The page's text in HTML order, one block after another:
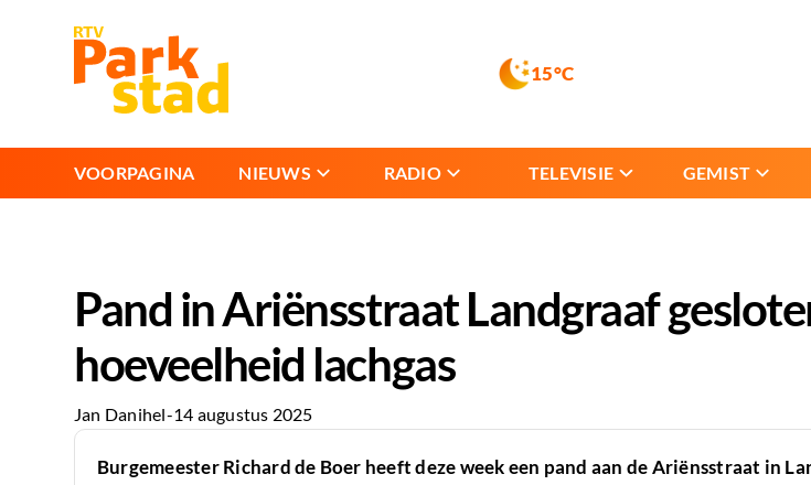
15°C
VOORPAGINA NIEUWS RADIO TELEVISIE GEMIST
Pand in Ariënsstraat Landgraaf
hoeveelheid lachgas
Jan Danihel-14 augustus 2025
Burgemeester Richard de Boer heeft deze week een pand aan de Ariënsstraat in